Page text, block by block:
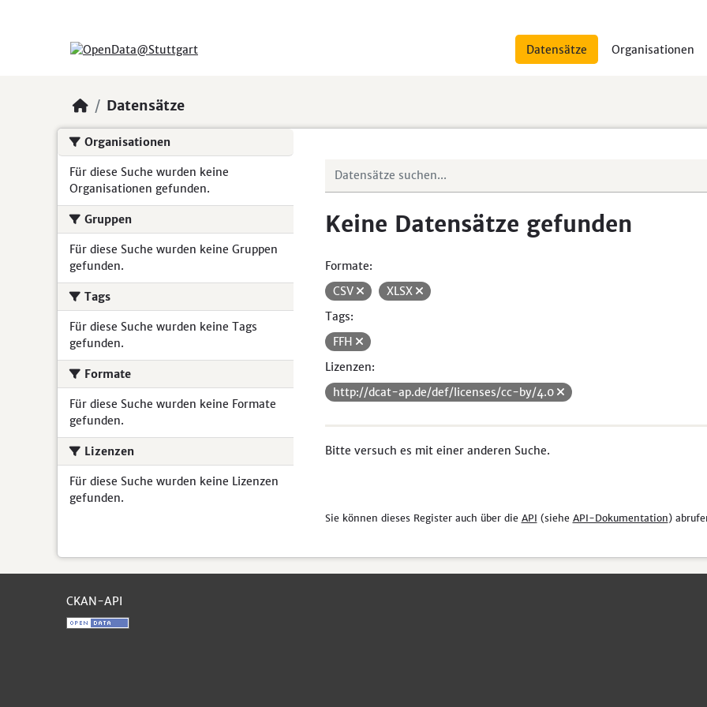
Datensätze Organisationen
Datensätze
Organisationen
Für diese Suche wurden keine
Organisationen gefunden.
Gruppen
Für diese Suche wurden keine Gruppen
gefunden.
Tags
Für diese Suche wurden keine Tags
gefunden.
Formate
Für diese Suche wurden keine Formate
gefunden.
Lizenzen
Für diese Suche wurden keine Lizenzen
gefunden.
Keine Datensätze gefunden
Formate:
CSV
XLSX
Tags:
FFH
Lizenzen:
http://dcat-ap.de/def/licenses/cc-by/4.0
Bitte versuch es mit einer anderen Suche.
Sie können dieses Register auch über die API (siehe API-Dokumentation)
CKAN-API